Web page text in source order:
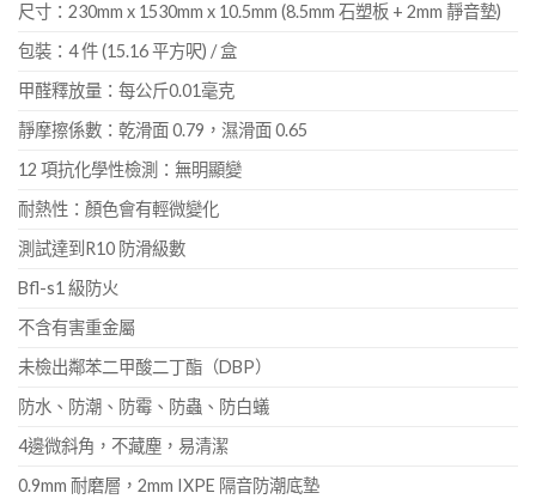
尺寸：230mm x 1530mm x 10.5mm (8.5mm 石塑板 + 2mm 靜音墊)
包裝：4 件 (15.16 平方呎) / 盒
甲醛釋放量：每公斤0.01毫克
靜摩擦係數：乾滑面 0.79，濕滑面 0.65
12 項抗化學性檢測：無明顯變
耐熱性：顏色會有輕微變化
測試達到R10 防滑級數
Bfl-s1 級防火
不含有害重金屬
未檢出鄰苯二甲酸二丁酯（DBP）
防水、防潮、防霉、防蟲、防白蟻
4邊微斜角，不藏塵，易清潔
0.9mm 耐磨層，2mm IXPE 隔音防潮底墊